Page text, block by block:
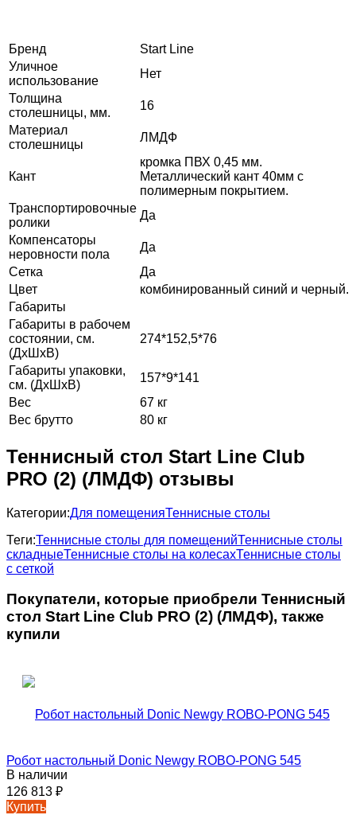
Бренд
Start Line
Уличное
использование
Нет
Толщина
столешницы, мм.
16
Материал
столешницы
ЛМДФ
Кант
кромка ПВХ 0,45 мм.
Металлический кант 40мм с
полимерным покрытием.
Транспортировочные
ролики
Да
Компенсаторы
неровности пола
Да
Сетка
Да
Цвет
комбинированный синий и черный.
Габариты
Габариты в рабочем
состоянии, см.
(ДхШхВ)
274*152,5*76
Габариты упаковки,
см. (ДхШхВ)
157*9*141
Вес
67 кг
Вес брутто
80 кг
Теннисный стол Start Line Club
PRO (2) (ЛМДФ) отзывы
Категории:Для помещенияТеннисные столы
Теги:Теннисные столы для помещенийТеннисные столы
складныеТеннисные столы на колесахТеннисные столы
с сеткой
Покупатели, которые приобрели Теннисный
стол Start Line Club PRO (2) (ЛМДФ), также
купили
Робот настольный Donic Newgy ROBO-PONG 545
В наличии
126 813 ₽
Купить